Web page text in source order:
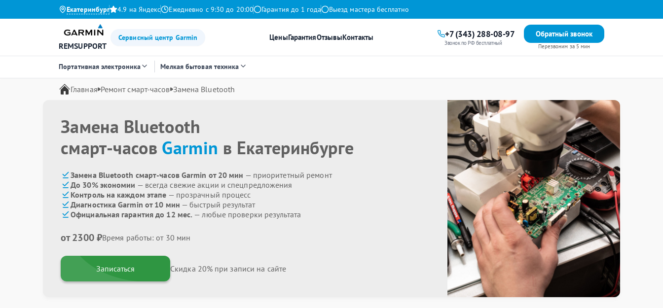
Екатеринбург 4.9 на Яндекс Ежедневно с 9:30 до 20:00 Гарантия до 1 года Выезд мастера бесплатно
REMSUPPORT
Сервисный центр Garmin ЦеныГарантияОтзывыКонтакты +7 (343) 288-08-97
Звонок по РФ бесплатный
Обратный звонок
Перезвоним за 5 мин
Портативная электроника Мелкая бытовая техника
Главная Ремонт смарт-часов Замена Bluetooth
Замена Bluetooth
смарт-часов Garmin в Екатеринбурге
Замена Bluetooth смарт-часов Garmin от 20 мин — приоритетный ремонт
До 30% экономии — всегда свежие акции и спецпредложения
Контроль на каждом этапе — прозрачный процесс
Диагностика Garmin от 10 мин — быстрый результат
Официальная гарантия до 12 мес. — любые проверки результата
от 2300 ₽Время работы: от 30 мин
Записаться Скидка 20% при записи на сайте